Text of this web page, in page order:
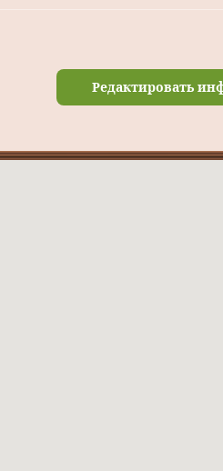
Редактировать